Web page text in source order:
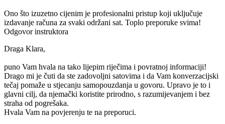
Ono što izuzetno cijenim je profesionalni pristup koji uključuje
izdavanje računa za svaki održani sat. Toplo preporuke svima!
Odgovor instruktora
Draga Klara,
puno Vam hvala na tako lijepim riječima i povratnoj informaciji!
Drago mi je čuti da ste zadovoljni satovima i da Vam konverzacijski
tečaj pomaže u stjecanju samopouzdanja u govoru. Upravo je to i
glavni cilj, da njemački koristite prirodno, s razumijevanjem i bez
straha od pogrešaka.
Hvala Vam na povjerenju te na preporuci.